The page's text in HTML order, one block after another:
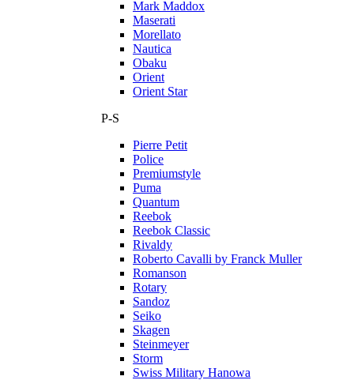
Mark Maddox
Maserati
Morellato
Nautica
Obaku
Orient
Orient Star
P-S
Pierre Petit
Police
Premiumstyle
Puma
Quantum
Reebok
Reebok Classic
Rivaldy
Roberto Cavalli by Franck Muller
Romanson
Rotary
Sandoz
Seiko
Skagen
Steinmeyer
Storm
Swiss Military Hanowa